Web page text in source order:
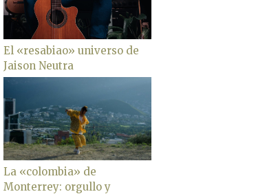
El «resabiao» universo de
Jaison Neutra
La «colombia» de
Monterrey: orgullo y